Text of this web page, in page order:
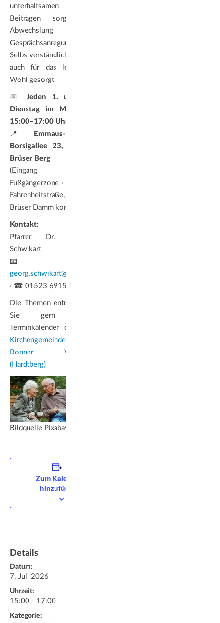
unterhaltsamen
Beiträgen sorgt für
Abwechslung und
Gesprächsanregung.
Selbstverständlich ist
auch für das leibliche
Wohl gesorgt.
📅Jeden 1. und 3.
Dienstag im Monat |
15:00–17:00 Uhr
📍
Emmaus-Kirche,
Borsigallee 23, Bonn-
Brüser Berg
(Eingang über
Fußgängerzone · Parken:
Fahrenheitstraße, vom
Brüser Damm kommend)
Kontakt:
Pfarrer Dr. Georg
Schwikart
📧
georg.schwikart@ekir.de
· ☎ 01523 6915109
Die Themen entnehmen
Sie gern dem
Terminkalender der
Kirchengemeinde im
Bonner Westen
(Hardtberg)
Bildquelle Pixabay Free
Zum Kalender
hinzufügen
Details
Datum:
7. Juli 2026
Uhrzeit:
15:00 - 17:00
Kategorie: